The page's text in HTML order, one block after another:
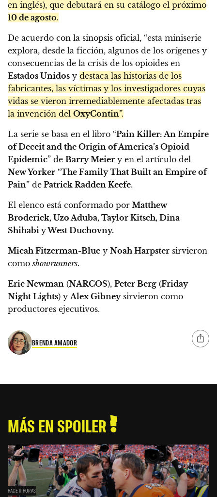
en inglés), que debutará en su catálogo el próximo
10 de agosto.
De acuerdo con la sinopsis oficial, “esta miniserie
explora, desde la ficción, algunos de los orígenes y
consecuencias de la crisis de los opioides en
Estados Unidos y destaca las historias de los
fabricantes, las víctimas y los investigadores cuyas
vidas se vieron irremediablemente afectadas tras
la invención del OxyContin”.
La serie se basa en el libro “Pain Killer: An Empire
of Deceit and the Origin of America’s Opioid
Epidemic” de Barry Meier y en el artículo del
New Yorker “The Family That Built an Empire of
Pain” de Patrick Radden Keefe.
El elenco está conformado por Matthew
Broderick, Uzo Aduba, Taylor Kitsch, Dina
Shihabi yWest Duchovny.
Micah Fitzerman-Blue y Noah Harpster sirvieron
comoshowrunners.
Eric Newman (NARCOS), Peter Berg (Friday
Night Lights) yAlex Gibneysirvieron como
productores ejecutivos.
BRENDA AMADOR
MÁS EN SPOILER
HACE 11 HORAS